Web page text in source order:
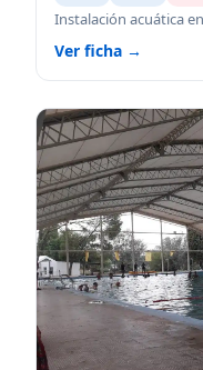
Ver ficha →